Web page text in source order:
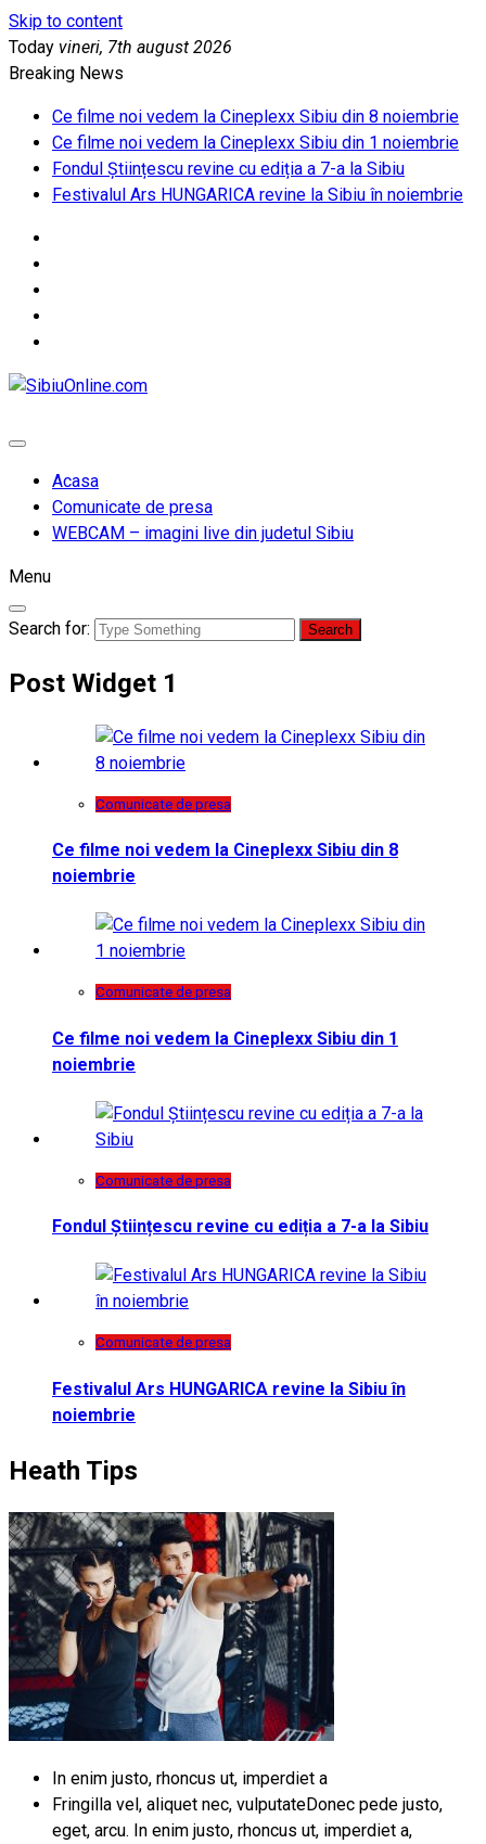
Skip to content
Today vineri, 7th august 2026
Breaking News
Ce filme noi vedem la Cineplexx Sibiu din 8 noiembrie
Ce filme noi vedem la Cineplexx Sibiu din 1 noiembrie
Fondul Științescu revine cu ediția a 7-a la Sibiu
Festivalul Ars HUNGARICA revine la Sibiu în noiembrie
Acasa
Comunicate de presa
WEBCAM – imagini live din judetul Sibiu
Menu
Search for:
Post Widget 1
Comunicate de presa
Ce filme noi vedem la Cineplexx Sibiu din 8
noiembrie
Comunicate de presa
Ce filme noi vedem la Cineplexx Sibiu din 1
noiembrie
Comunicate de presa
Fondul Științescu revine cu ediția a 7-a la Sibiu
Comunicate de presa
Festivalul Ars HUNGARICA revine la Sibiu în
noiembrie
Heath Tips
In enim justo, rhoncus ut, imperdiet a
Fringilla vel, aliquet nec, vulputateDonec pede justo,
eget, arcu. In enim justo, rhoncus ut, imperdiet a,